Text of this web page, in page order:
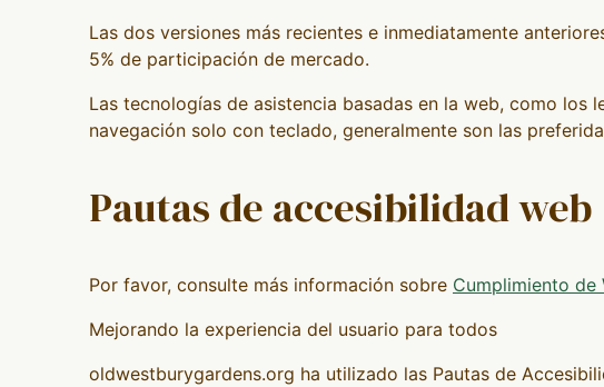
Las dos versiones más recientes e inmediatamente
5% de participación de mercado.
Las tecnologías de asistencia basadas en la web, como los
navegación solo con teclado, generalmente son las
Pautas de accesibilidad web
Por favor, consulte más información sobre Cumplimiento de
Mejorando la experiencia del usuario para todos
oldwestburygardens.org ha utilizado las Pautas de